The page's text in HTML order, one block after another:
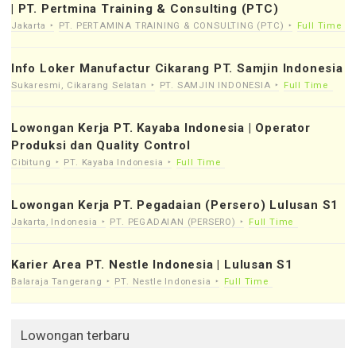
| PT. Pertmina Training & Consulting (PTC)
Jakarta PT. PERTAMINA TRAINING & CONSULTING (PTC) Full Time
Info Loker Manufactur Cikarang PT. Samjin Indonesia
Sukaresmi, Cikarang Selatan PT. SAMJIN INDONESIA Full Time
Lowongan Kerja PT. Kayaba Indonesia | Operator
Produksi dan Quality Control
Cibitung PT. Kayaba Indonesia Full Time
Lowongan Kerja PT. Pegadaian (Persero) Lulusan S1
Jakarta, Indonesia PT. PEGADAIAN (PERSERO) Full Time
Karier Area PT. Nestle Indonesia | Lulusan S1
Balaraja Tangerang PT. Nestle Indonesia Full Time
Lowongan terbaru